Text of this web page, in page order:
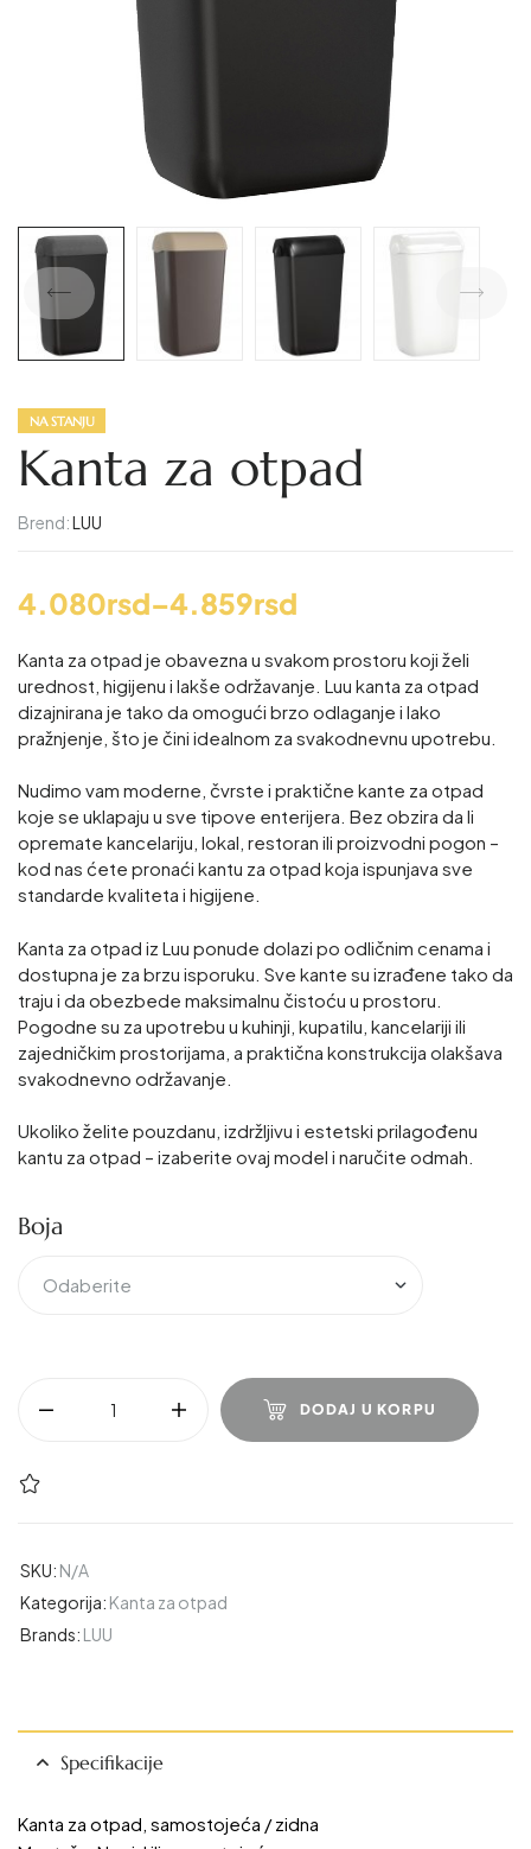
NA STANJU
Kanta za otpad
Brend:LUU
4.080rsd–4.859rsd
Kanta za otpad je obavezna u svakom prostoru koji želi
urednost, higijenu i lakše održavanje. Luu kanta za otpad
dizajnirana je tako da omogući brzo odlaganje i lako
pražnjenje, što je čini idealnom za svakodnevnu upotrebu.
Nudimo vam moderne, čvrste i praktične kante za otpad
koje se uklapaju u sve tipove enterijera. Bez obzira da li
opremate kancelariju, lokal, restoran ili proizvodni pogon –
kod nas ćete pronaći kantu za otpad koja ispunjava sve
standarde kvaliteta i higijene.
Kanta za otpad iz Luu ponude dolazi po odličnim cenama i
dostupna je za brzu isporuku. Sve kante su izrađene tako da
traju i da obezbede maksimalnu čistoću u prostoru.
Pogodne su za upotrebu u kuhinji, kupatilu, kancelariji ili
zajedničkim prostorijama, a praktična konstrukcija olakšava
svakodnevno održavanje.
Ukoliko želite pouzdanu, izdržljivu i estetski prilagođenu
kantu za otpad – izaberite ovaj model i naručite odmah.
Boja
DODAJ U KORPU
SKU: N/A
Kategorija: Kanta za otpad
Brands: LUU
Specifikacije
Kanta za otpad, samostojeća / zidna